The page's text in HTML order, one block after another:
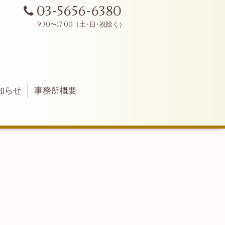
03-5656-6380
らせ
事務所概要